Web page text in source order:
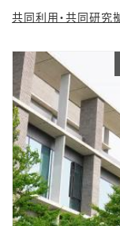
共同利用・共同研究